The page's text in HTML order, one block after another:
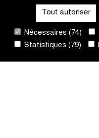
Tout autoriser
Nécessaires (74)
Statistiques (79)
2027
à